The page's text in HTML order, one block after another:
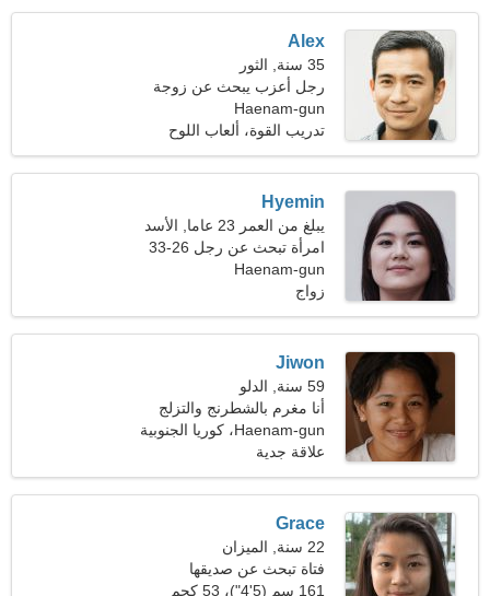
Alex
35 سنة, الثور
رجل أعزب يبحث عن زوجة
25-30
Haenam-gun
تدريب القوة، ألعاب اللوح
Hyemin
يبلغ من العمر 23 عاما, الأسد
امرأة تبحث عن رجل 26-33
Haenam-gun
زواج
Jiwon
59 سنة, الدلو
أنا مغرم بالشطرنج والتزلج
Haenam-gun، كوريا الجنوبية
علاقة جدية
Grace
22 سنة, الميزان
فتاة تبحث عن صديقها
161 سم (5'4")، 53 كجم